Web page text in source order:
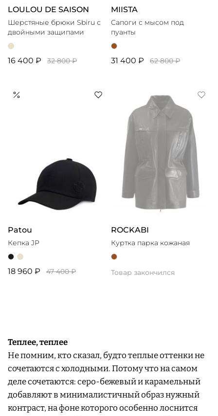
LOULOU DE SAISON
Шерстяные брюки Sbiru с
двойными защипами
16 400 ₽ 32 800 ₽
MIISTA
Cапоги с мысом под
пуанты
31 400 ₽ 62 800 ₽
Patou
Кепка JP
18 960 ₽ 47 400 ₽
ROCKABI
Куртка парка кожаная
Товар закончился
Теплее, теплее
Не помним, кто сказал, будто теплые оттенки не
сочетаются с холодными. Потому что на самом
деле сочетаются: серо-бежевый и карамельный
добавляют в минималистичный образ нужный
контраст, на фоне которого особенно лоснится